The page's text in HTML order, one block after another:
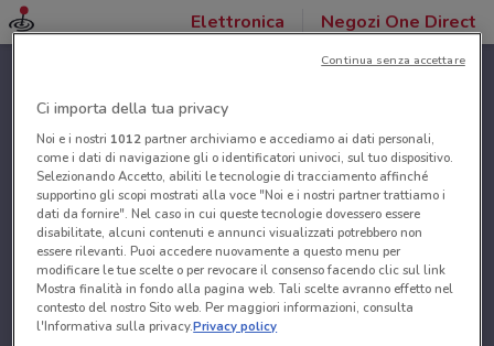
Elettronica Negozi One Direct
Ci importa della tua privacy
Noi e i nostri 1012partner archiviamo e accediamo ai dati personali,
come i dati di navigazione gli o identificatori univoci, sul tuo dispositivo.
Selezionando Accetto, abiliti le tecnologie di tracciamento affinché
supportino gli scopi mostrati alla voce "Noi e i nostri partner trattiamo i
dati da fornire". Nel caso in cui queste tecnologie dovessero essere
disabilitate, alcuni contenuti e annunci visualizzati potrebbero non
essere rilevanti. Puoi accedere nuovamente a questo menu per
modificare le tue scelte o per revocare il consenso facendo clic sul link
Mostra finalità in fondo alla pagina web. Tali scelte avranno effetto nel
contesto del nostro Sito web. Per maggiori informazioni, consulta
l'Informativa sulla privacy.Privacy policy
Continua senza accettare